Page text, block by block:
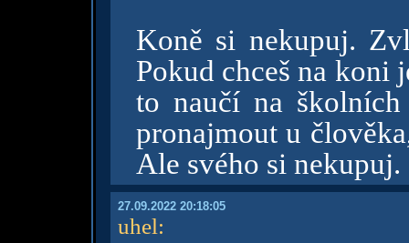
Koně si nekupuj.
Pokud chceš na koni
to naučí na
pronajmout u
Ale svého si nekupuj.
27.09.2022 20:18:05
uhel: